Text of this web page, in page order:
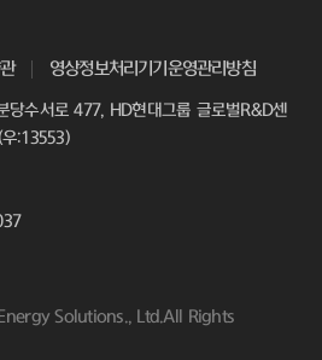
영상정보처리기기운영관리방침
당수서로 477, HD현대그룹 글로벌R&D센
:13553)
Solutions., Ltd.All Rights